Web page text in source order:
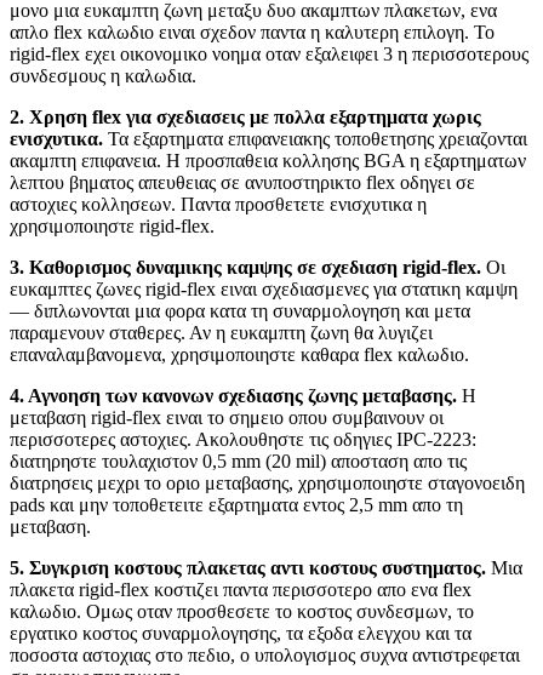
μονο μια ευκαμπτη ζωνη μεταξυ δυο ακαμπτων πλακετων, ενα
απλο flex καλωδιο ειναι σχεδον παντα η καλυτερη επιλογη. Το
rigid-flex εχει οικονομικο νοημα οταν εξαλειφει 3 η περισσοτερους
συνδεσμους η καλωδια.
2. Χρηση flex για σχεδιασεις με πολλα εξαρτηματα χωρις
ενισχυτικα. Τα εξαρτηματα επιφανειακης τοποθετησης χρειαζονται
ακαμπτη επιφανεια. Η προσπαθεια κολλησης BGA η εξαρτηματων
λεπτου βηματος απευθειας σε ανυποστηρικτο flex οδηγει σε
αστοχιες κολλησεων. Παντα προσθετετε ενισχυτικα η
χρησιμοποιηστε rigid-flex.
3. Καθορισμος δυναμικης καμψης σε σχεδιαση rigid-flex. Οι
ευκαμπτες ζωνες rigid-flex ειναι σχεδιασμενες για στατικη καμψη
— διπλωνονται μια φορα κατα τη συναρμολογηση και μετα
παραμενουν σταθερες. Αν η ευκαμπτη ζωνη θα λυγιζει
επαναλαμβανομενα, χρησιμοποιηστε καθαρα flex καλωδιο.
4. Αγνοηση των κανονων σχεδιασης ζωνης μεταβασης. Η
μεταβαση rigid-flex ειναι το σημειο οπου συμβαινουν οι
περισσοτερες αστοχιες. Ακολουθηστε τις οδηγιες IPC-2223:
διατηρηστε τουλαχιστον 0,5 mm (20 mil) αποσταση απο τις
διατρησεις μεχρι το οριο μεταβασης, χρησιμοποιηστε σταγονοειδη
pads και μην τοποθετειτε εξαρτηματα εντος 2,5 mm απο τη
μεταβαση.
5. Συγκριση κοστους πλακετας αντι κοστους συστηματος. Μια
πλακετα rigid-flex κοστιζει παντα περισσοτερο απο ενα flex
καλωδιο. Ομως οταν προσθεσετε το κοστος συνδεσμων, το
εργατικο κοστος συναρμολογησης, τα εξοδα ελεγχου και τα
ποσοστα αστοχιας στο πεδιο, ο υπολογισμος συχνα αντιστρεφεται